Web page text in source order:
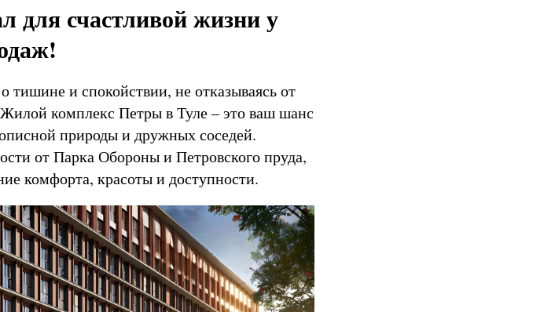
счастливой жизни у
тишине и спокойствии, не отказываясь от
комплекс Петры в Туле – это ваш шанс
природы и дружных соседей.
от Парка Обороны и Петровского пруда,
комфорта, красоты и доступности.